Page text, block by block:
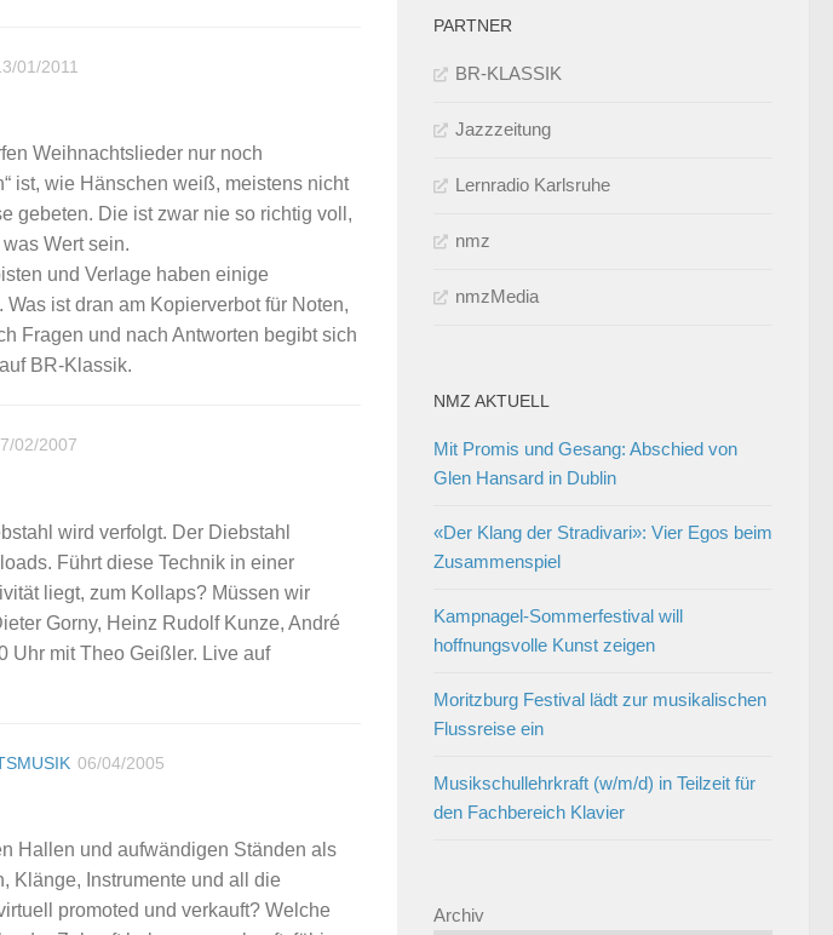
01/2011
Weihnachtslieder nur noch
ist, wie Hänschen weiß, meistens nicht
gebeten. Die ist zwar nie so richtig voll,
Wert sein.
und Verlage haben einige
ist dran am Kopierverbot für Noten,
Fragen und nach Antworten begibt sich
BR-Klassik.
02/2007
wird verfolgt. Der Diebstahl
Führt diese Technik in einer
liegt, zum Kollaps? Müssen wir
Gorny, Heinz Rudolf Kunze, André
Uhr mit Theo Geißler. Live auf
06/04/2005
Hallen und aufwändigen Ständen als
Klänge, Instrumente und all die
promoted und verkauft? Welche
PARTNER
BR-KLASSIK
Jazzzeitung
Lernradio Karlsruhe
nmz
nmzMedia
NMZ AKTUELL
Mit Promis und Gesang: Abschied von
Glen Hansard in Dublin
«Der Klang der Stradivari»: Vier Egos beim
Zusammenspiel
Kampnagel-Sommerfestival will
hoffnungsvolle Kunst zeigen
Moritzburg Festival lädt zur musikalischen
Flussreise ein
Musikschullehrkraft (w/m/d) in Teilzeit für
den Fachbereich Klavier
Archiv